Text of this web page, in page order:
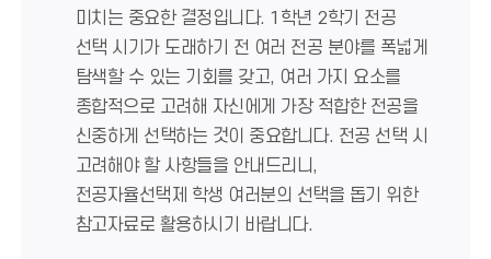
미치는 중요한 결정입니다. 1학년 2학기 전공
선택 시기가 도래하기 전 여러 전공 분야를 폭넓게
탐색할 수 있는 기회를 갖고, 여러 가지 요소를
종합적으로 고려해 자신에게 가장 적합한 전공을
신중하게 선택하는 것이 중요합니다. 전공 선택 시
고려해야 할 사항들을 안내드리니,
전공자율선택제 학생 여러분의 선택을 돕기 위한
참고자료로 활용하시기 바랍니다.